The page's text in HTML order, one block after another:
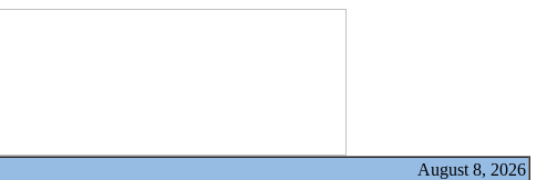
August 8, 2026